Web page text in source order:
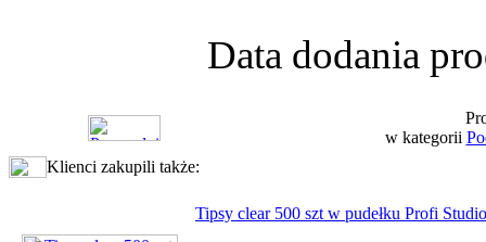
Data dodania
w kategorii
Klienci zakupili także:
Tipsy clear 500 szt w pudełku Profi